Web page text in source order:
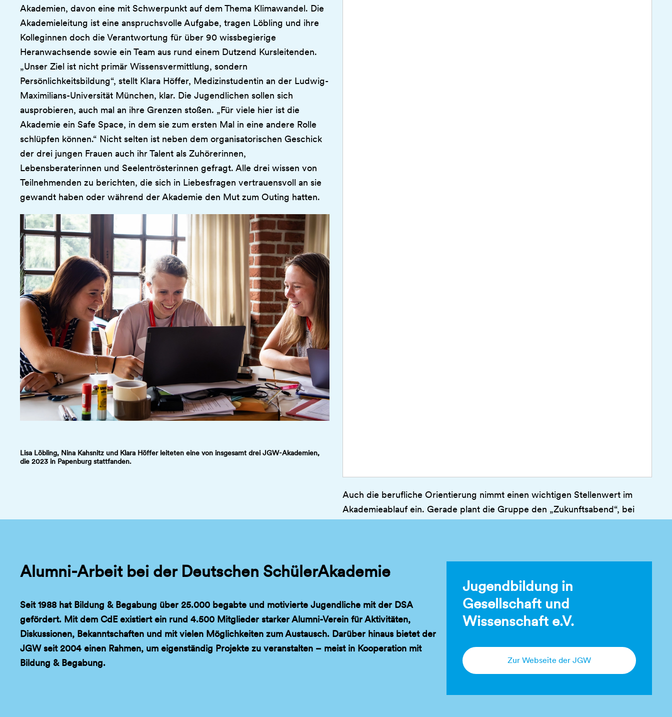
Akademien, davon eine mit Schwerpunkt auf dem Thema Klimawandel. Die
Akademieleitung ist eine anspruchsvolle Aufgabe, tragen Löbling und ihre
Kolleginnen doch die Verantwortung für über 90 wissbegierige
Heranwachsende sowie ein Team aus rund einem Dutzend Kursleitenden.
„Unser Ziel ist nicht primär Wissensvermittlung, sondern
Persönlichkeitsbildung“, stellt Klara Höffer, Medizinstudentin an der Ludwig-
Maximilians-Universität München, klar. Die Jugendlichen sollen sich
ausprobieren, auch mal an ihre Grenzen stoßen. „Für viele hier ist die
Akademie ein Safe Space, in dem sie zum ersten Mal in eine andere Rolle
schlüpfen können.“ Nicht selten ist neben dem organisatorischen Geschick
der drei jungen Frauen auch ihr Talent als Zuhörerinnen,
Lebensberaterinnen und Seelentrösterinnen gefragt. Alle drei wissen von
Teilnehmenden zu berichten, die sich in Liebesfragen vertrauensvoll an sie
gewandt haben oder während der Akademie den Mut zum Outing hatten.
Lisa Löbling, Nina Kahsnitz und Klara Höffer leiteten eine von insgesamt drei JGW-Akademien,
die 2023 in Papenburg stattfanden.
Auch die berufliche Orientierung nimmt einen wichtigen Stellenwert im
Akademieablauf ein. Gerade plant die Gruppe den „Zukunftsabend“, bei
von der Deutschen SchülerAkademie (DSA) übernommen wurde.
Überhaupt lehnen sich die JGW-Akademien in Ablauf und Terminologie eng
an das pädagogische Konzept der DSA an. Das hängt auch mit der
Geschichte des Vereins zusammen, der im Jahr 2004 von ehemaligen DSA-
Teilnehmenden aus der Taufe gehoben wurde. Beflügelt durch ihre
Erlebnisse gründeten sie den JGW mit dem Ziel, weitere Akademien nach
dem Konzept der Deutschen SchülerAkademie auszurichten. Da die jährlich
von Bildung & Begabung bereitgestellten Plätze nicht für alle zur Teilnahme
Akademien noch mehr Jugendliche von dem Förderangebot profitieren.
Alumni-Arbeit bei der Deutschen SchülerAkademie
Seit 1988 hat Bildung & Begabung über 25.000 begabte und motivierte Jugendliche mit der DSA
gefördert. Mit dem CdE existiert ein rund 4.500 Mitglieder starker Alumni-Verein für Aktivitäten,
Diskussionen, Bekanntschaften und mit vielen Möglichkeiten zum Austausch. Darüber hinaus bietet der
JGW seit 2004 einen Rahmen, um eigenständig Projekte zu veranstalten – meist in Kooperation mit
Bildung & Begabung.
Jugendbildung in
Gesellschaft und
Wissenschaft e.V.
Zur Webseite der JGW